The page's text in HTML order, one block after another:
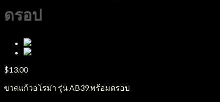
ดรอป
$13.00
ขวดแก้วอโรม่า รุ่น AB39 พร้อมดรอป